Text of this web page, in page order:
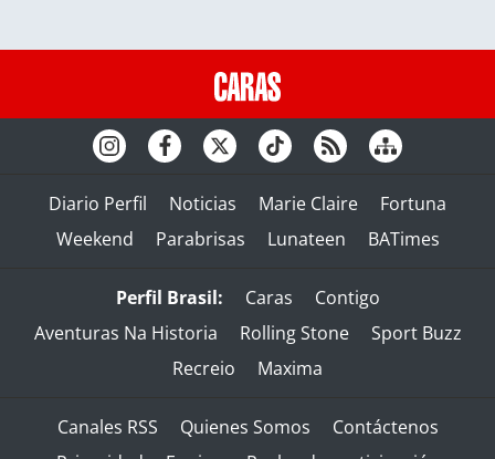
Diario Perfil Noticias Marie Claire
Fortuna
Weekend
Parabrisas Lunateen BATimes
Perfil Brasil: Caras
Contigo
Aventuras Na Historia
Rolling Stone
Sport Buzz
Recreio
Maxima
Canales RSS Quienes Somos
Contáctenos